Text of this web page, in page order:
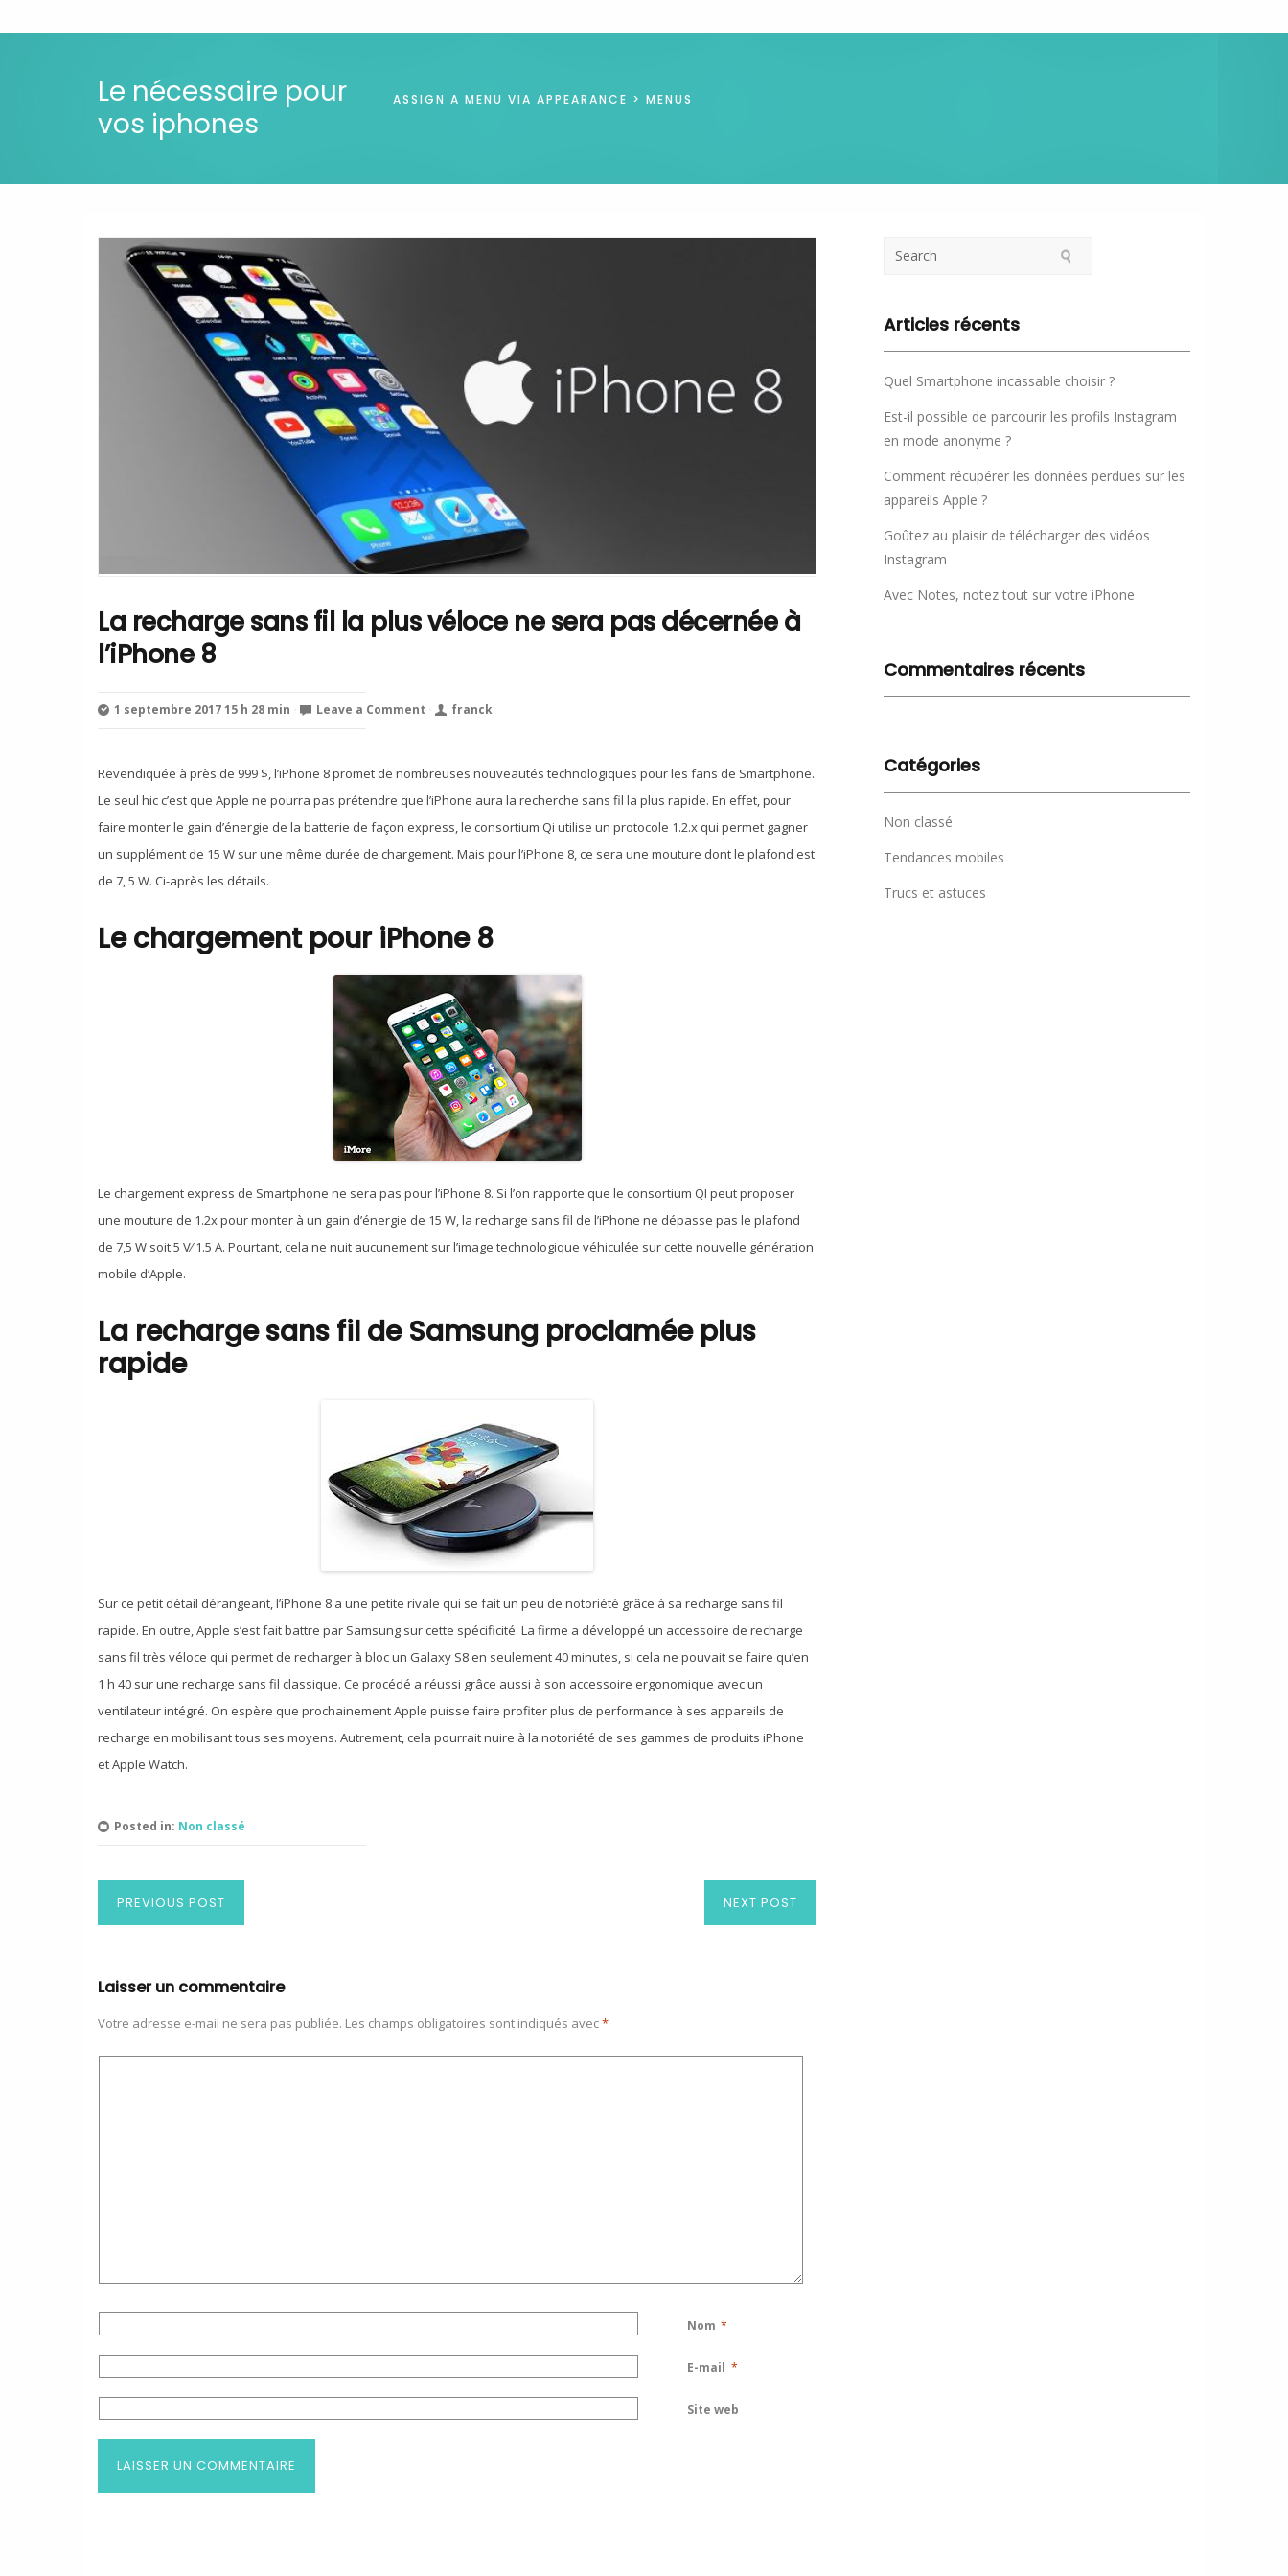
Le nécessaire pour
vos iphones
ASSIGN A MENU VIA APPEARANCE > MENUS
La recharge sans fil la plus véloce ne sera pas décernée à
l’iPhone 8
1 septembre 2017 15 h 28 min Leave a Comment franck
Revendiquée à près de 999 $, l’iPhone 8 promet de nombreuses nouveautés technologiques pour les fans de Smartphone.
Le seul hic c’est que Apple ne pourra pas prétendre que l’iPhone aura la recherche sans fil la plus rapide. En effet, pour
faire monter le gain d’énergie de la batterie de façon express, le consortium Qi utilise un protocole 1.2.x qui permet gagner
un supplément de 15 W sur une même durée de chargement. Mais pour l’iPhone 8, ce sera une mouture dont le plafond est
de 7, 5 W. Ci-après les détails.
Le chargement pour iPhone 8
Le chargement express de Smartphone ne sera pas pour l’iPhone 8. Si l’on rapporte que le consortium QI peut proposer
une mouture de 1.2x pour monter à un gain d’énergie de 15 W, la recharge sans fil de l’iPhone ne dépasse pas le plafond
de 7,5 W soit 5 V⁄ 1.5 A. Pourtant, cela ne nuit aucunement sur l’image technologique véhiculée sur cette nouvelle génération
mobile d’Apple.
La recharge sans fil de Samsung proclamée plus
rapide
Sur ce petit détail dérangeant, l’iPhone 8 a une petite rivale qui se fait un peu de notoriété grâce à sa recharge sans fil
rapide. En outre, Apple s’est fait battre par Samsung sur cette spécificité. La firme a développé un accessoire de recharge
sans fil très véloce qui permet de recharger à bloc un Galaxy S8 en seulement 40 minutes, si cela ne pouvait se faire qu’en
1 h 40 sur une recharge sans fil classique. Ce procédé a réussi grâce aussi à son accessoire ergonomique avec un
ventilateur intégré. On espère que prochainement Apple puisse faire profiter plus de performance à ses appareils de
recharge en mobilisant tous ses moyens. Autrement, cela pourrait nuire à la notoriété de ses gammes de produits iPhone
et Apple Watch.
Posted in: Non classé
PREVIOUS POST NEXT POST
Laisser un commentaire
Votre adresse e-mail ne sera pas publiée. Les champs obligatoires sont indiqués avec*
Nom *
E-mail *
Site web
Articles récents
Quel Smartphone incassable choisir ?
Est-il possible de parcourir les profils Instagram
en mode anonyme ?
Comment récupérer les données perdues sur les
appareils Apple ?
Goûtez au plaisir de télécharger des vidéos
Instagram
Avec Notes, notez tout sur votre iPhone
Commentaires récents
Catégories
Non classé
Tendances mobiles
Trucs et astuces